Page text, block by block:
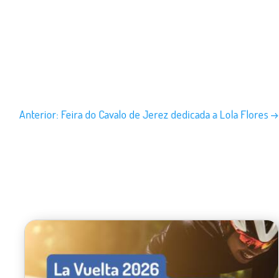
Anterior: Feira do Cavalo de Jerez dedicada a Lola Flores →